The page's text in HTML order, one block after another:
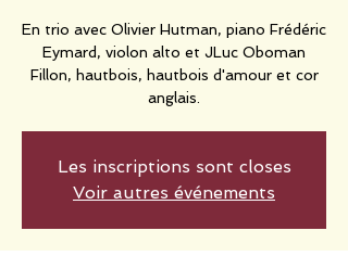
En trio avec Olivier Hutman, piano Frédéric
Eymard, violon alto et JLuc Oboman
Fillon, hautbois, hautbois d'amour et cor
anglais.
Les inscriptions sont closes
Voir autres événements